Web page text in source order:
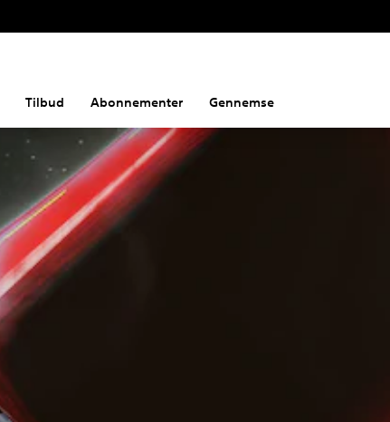
Tilbud Abonnementer Gennemse